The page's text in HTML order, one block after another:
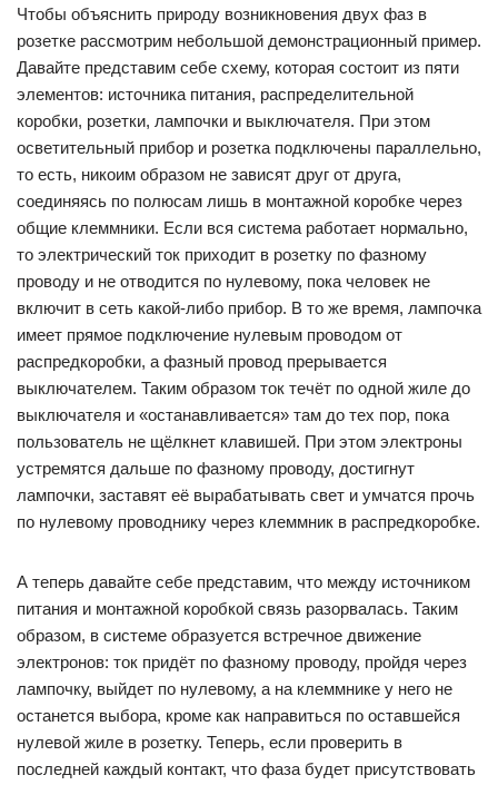
Чтобы объяснить природу возникновения двух фаз в
розетке рассмотрим небольшой демонстрационный пример.
Давайте представим себе схему, которая состоит из пяти
элементов: источника питания, распределительной
коробки, розетки, лампочки и выключателя. При этом
осветительный прибор и розетка подключены параллельно,
то есть, никоим образом не зависят друг от друга,
соединяясь по полюсам лишь в монтажной коробке через
общие клеммники. Если вся система работает нормально,
то электрический ток приходит в розетку по фазному
проводу и не отводится по нулевому, пока человек не
включит в сеть какой-либо прибор. В то же время, лампочка
имеет прямое подключение нулевым проводом от
распредкоробки, а фазный провод прерывается
выключателем. Таким образом ток течёт по одной жиле до
выключателя и «останавливается» там до тех пор, пока
пользователь не щёлкнет клавишей. При этом электроны
устремятся дальше по фазному проводу, достигнут
лампочки, заставят её вырабатывать свет и умчатся прочь
по нулевому проводнику через клеммник в распредкоробке.
А теперь давайте себе представим, что между источником
питания и монтажной коробкой связь разорвалась. Таким
образом, в системе образуется встречное движение
электронов: ток придёт по фазному проводу, пройдя через
лампочку, выйдет по нулевому, а на клеммнике у него не
останется выбора, кроме как направиться по оставшейся
нулевой жиле в розетку. Теперь, если проверить в
последней каждый контакт, что фаза будет присутствовать